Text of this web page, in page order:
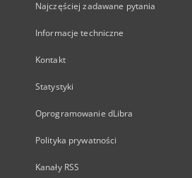
Najczęściej zadawane pytania
Informacje techniczne
Kontakt
Statystyki
Oprogramowanie dLibra
Polityka prywatności
Kanały RSS